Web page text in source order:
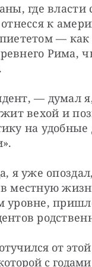
где власти
к
— как
Рима,
— думал
вехой и
на удобные
я уже
местную
уровне,
от
с